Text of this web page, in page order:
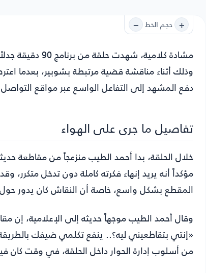
+ حجم الخط −
مشادة كلامية
، شهدت حلقة
وذلك أثناء مناقشة قضية مرتبطة بشوبير، بعدما
دفع المشهد إلى التفاعل الواسع عبر مواقع
تفاصيل ما جرى على الهواء
خلال الحلقة، بدا أحمد الطيب منزعجاً من مقاطعة
مؤكداً أنه يريد إنهاء فكرته كاملة دون تدخل متكرر،
المقطع بشكل واسع، خاصة أن النقاش كان يدور
وقال أحمد الطيب موجهاً حديثه إلى الإعلامية، إن
«إنتي بتقاطعيني ليه؟.. ينفع تكلمي ضيفك
من أسلوب إدارة الحوار داخل الحلقة، في وقت كان